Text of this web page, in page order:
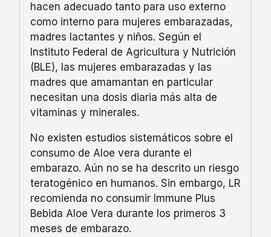
hacen adecuado tanto para uso externo
como interno para mujeres embarazadas,
madres lactantes y niños. Según el
Instituto Federal de Agricultura y Nutrición
(BLE), las mujeres embarazadas y las
madres que amamantan en particular
necesitan una dosis diaria más alta de
vitaminas y minerales.
No existen estudios sistemáticos sobre el
consumo de Aloe vera durante el
embarazo. Aún no se ha descrito un riesgo
teratogénico en humanos. Sin embargo, LR
recomienda no consumir Immune Plus
Bebida Aloe Vera durante los primeros 3
meses de embarazo.